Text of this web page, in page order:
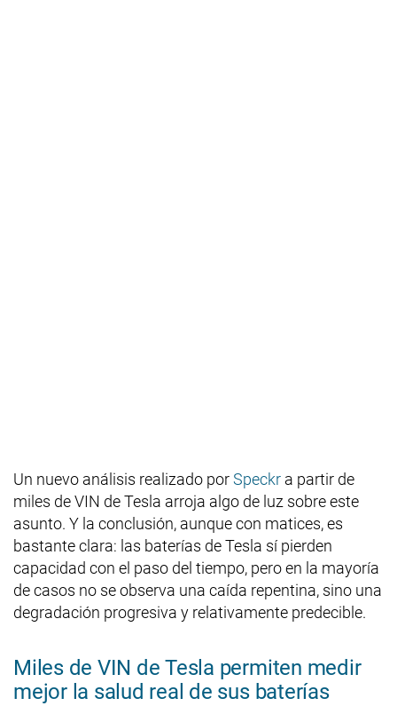
Un nuevo análisis realizado porSpeckr a partir de
miles de VIN de Tesla arroja algo de luz sobre este
asunto. Y la conclusión, aunque con matices, es
bastante clara: las baterías de Tesla sí pierden
capacidad con el paso del tiempo, pero en la mayoría
de casos no se observa una caída repentina, sino una
degradación progresiva y relativamente predecible.
Miles de VIN de Tesla permiten medir
mejor la salud real de sus baterías